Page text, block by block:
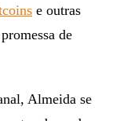
e outras
de
Almeida se